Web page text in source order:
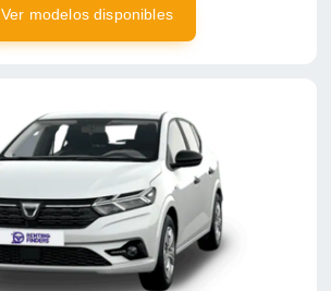
Ver modelos disponibles